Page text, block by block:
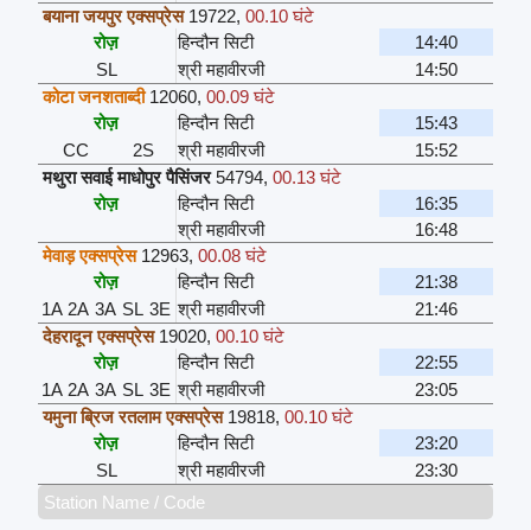
बयाना जयपुर एक्सप्रेस 19722, 00.10 घंटे
रोज़
हिन्दौन सिटी
14:40
SL
श्री महावीरजी
14:50
कोटा जनशताब्दी 12060, 00.09 घंटे
रोज़
हिन्दौन सिटी
15:43
CC
2S श्री महावीरजी
15:52
मथुरा सवाई माधोपुर पैसिंजर 54794, 00.13 घंटे
रोज़
हिन्दौन सिटी
16:35
श्री महावीरजी
16:48
मेवाड़ एक्सप्रेस 12963, 00.08 घंटे
रोज़
हिन्दौन सिटी
21:38
1A 2A 3A SL 3E श्री महावीरजी
21:46
देहरादून एक्सप्रेस 19020, 00.10 घंटे
रोज़
हिन्दौन सिटी
22:55
1A 2A 3A SL 3E श्री महावीरजी
23:05
यमुना ब्रिज रतलाम एक्सप्रेस 19818, 00.10 घंटे
रोज़
हिन्दौन सिटी
23:20
SL
श्री महावीरजी
23:30
Station Name / Code